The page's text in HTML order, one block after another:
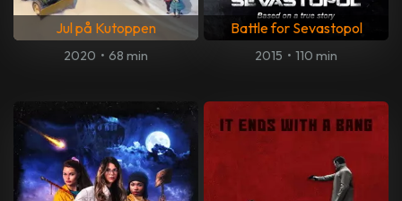
Jul på Kutoppen
2020 • 68 min
Battle for Sevastopol
2015 • 110 min